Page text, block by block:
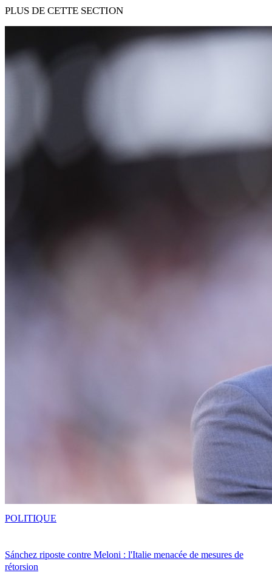
PLUS DE CETTE SECTION
Sánchez riposte contre Meloni : l'Italie menacée de mesures de
rétorsion
POLITIQUE